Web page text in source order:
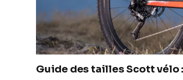
Guide des tailles Scott vélo